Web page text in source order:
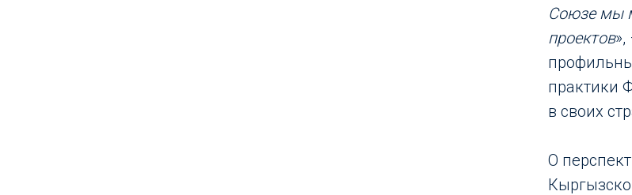
Союзе мы
проектов
практики
в своих
О